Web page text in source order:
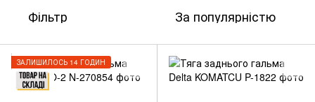
Фільтр За популярністю
ЗАЛИШИЛОСЬ 14 ГОДИН